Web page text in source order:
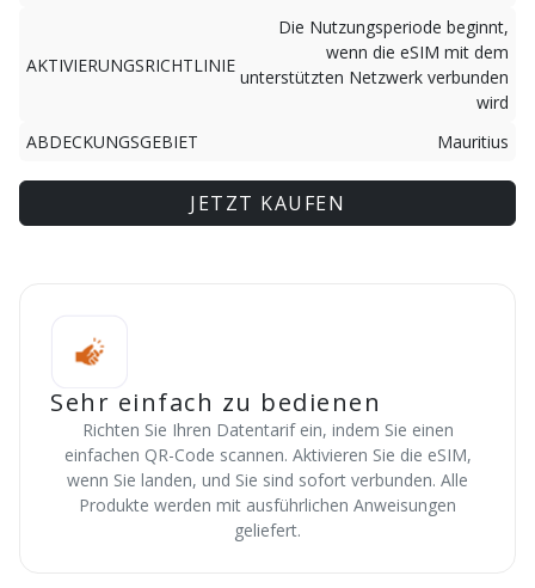
AKTIVIERUNGSRICHTLINIE
Die Nutzungsperiode beginnt,
wenn die eSIM mit dem
unterstützten Netzwerk verbunden
wird
ABDECKUNGSGEBIET
Mauritius
JETZT KAUFEN
Sehr einfach zu bedienen
Richten Sie Ihren Datentarif ein, indem Sie einen
einfachen QR-Code scannen. Aktivieren Sie die eSIM,
wenn Sie landen, und Sie sind sofort verbunden. Alle
Produkte werden mit ausführlichen Anweisungen
geliefert.